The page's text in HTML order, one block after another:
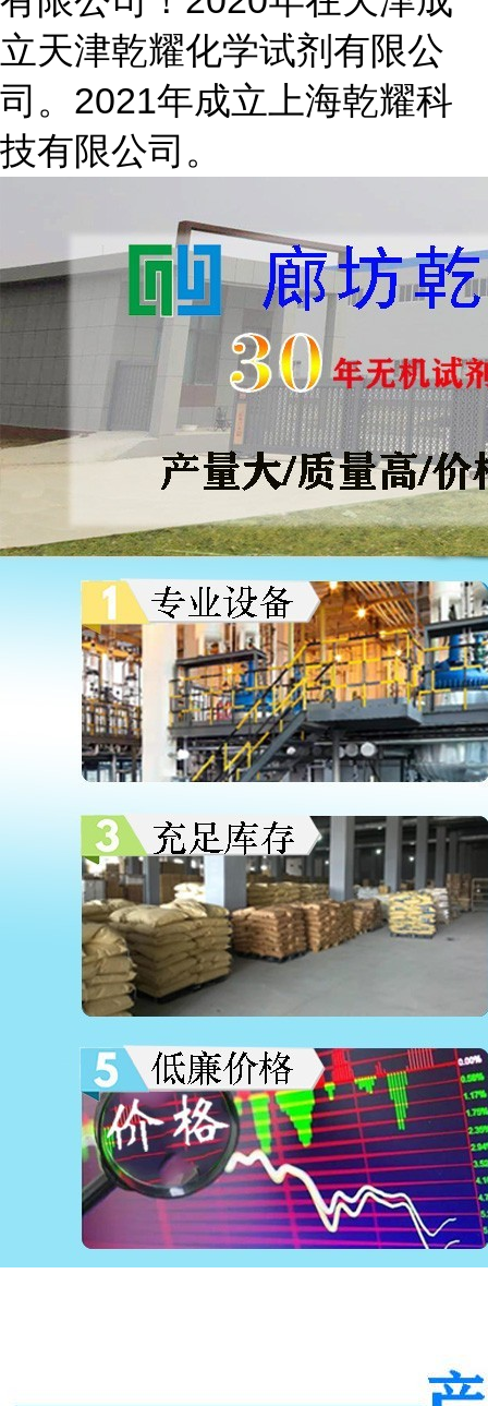
立天津乾耀化学试剂有限公
司。2021年成立上海乾耀科
技有限公司。